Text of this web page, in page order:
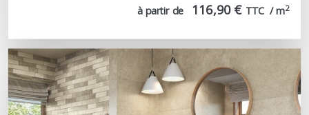
à partir de 116,90 € TTC  / m2